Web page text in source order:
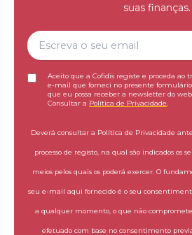
suas finanças.
Aceito que a Cofidis registe e proceda ao
e-mail que forneci no presente
que eu possa receber a newsletter do
Consultar a Política de Privacidade
Deverá consultar a Política de Privacidade
processo de registo, na qual são indicados os
meios pelos quais os poderá exercer. O
seu e-mail aqui fornecido é o seu
a qualquer momento, o que não
efetuado com base no consentimento